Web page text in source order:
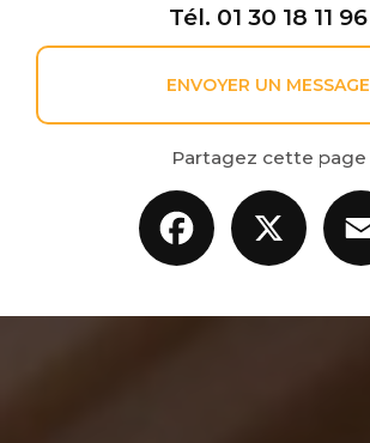
Tél. 01 30 18 11 96
ENVOYER UN MESSAGE
Partagez cette page
Facebook